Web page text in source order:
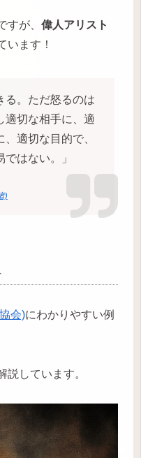
すが、 偉人アリスト
います！
る。ただ怒るのは
切な相手に、適
適切な目的で、
はない。」
)
会)にわかりやすい例
説しています。